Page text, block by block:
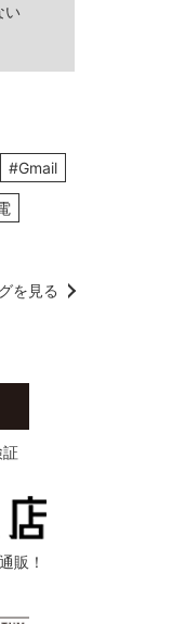
い
#Gmail
を見る
証
販！